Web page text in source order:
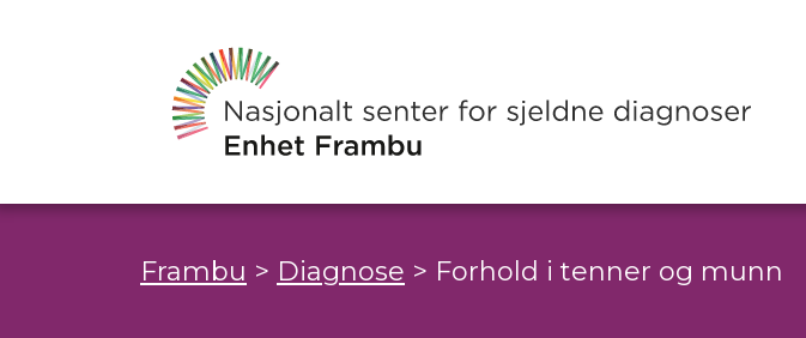
Frambu > Diagnose > Forhold i tenner og munn